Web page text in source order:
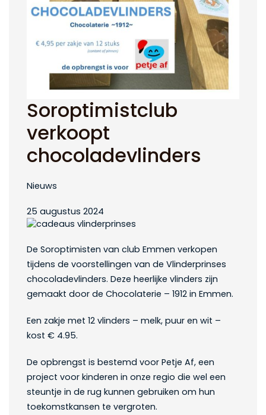
Soroptimistclub
verkoopt
chocoladevlinders
Nieuws
25 augustus 2024
De Soroptimisten van club Emmen verkopen
tijdens de voorstellingen van de Vlinderprinses
chocoladevlinders. Deze heerlijke vlinders zijn
gemaakt door de Chocolaterie – 1912 in Emmen.
Een zakje met 12 vlinders – melk, puur en wit –
kost € 4.95.
De opbrengst is bestemd voor Petje Af, een
project voor kinderen in onze regio die wel een
steuntje in de rug kunnen gebruiken om hun
toekomstkansen te vergroten.